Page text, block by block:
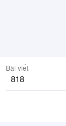
Bài viết
818